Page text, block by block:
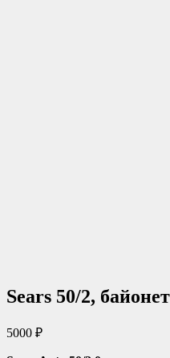
Sears 50/2,
5000 ₽